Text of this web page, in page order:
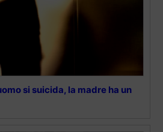
si suicida, la madre ha un